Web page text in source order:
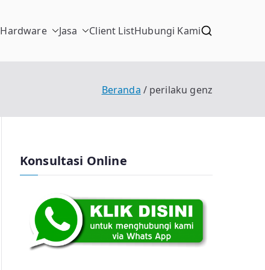
Hardware Jasa Client ListHubungi Kami
Beranda perilaku genz
Konsultasi Online